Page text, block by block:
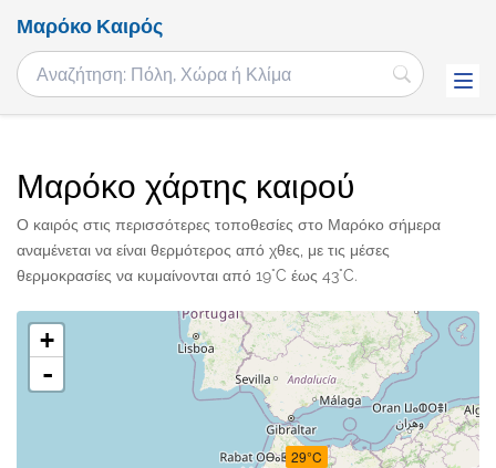
Μαρόκο Καιρός
Μαρόκο χάρτης καιρού
Ο καιρός στις περισσότερες τοποθεσίες στο Μαρόκο σήμερα
αναμένεται να είναι θερμότερος από χθες, με τις μέσες
θερμοκρασίες να κυμαίνονται από 19°C έως 43°C.
29°C
+
-